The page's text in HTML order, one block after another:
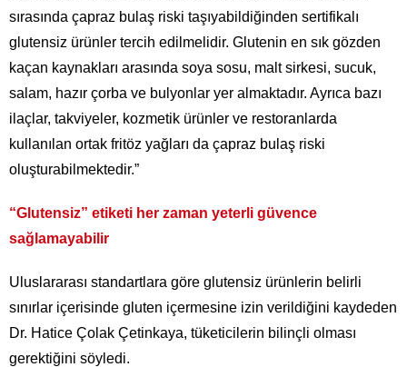
sırasında çapraz bulaş riski taşıyabildiğinden sertifikalı
glutensiz ürünler tercih edilmelidir. Glutenin en sık gözden
kaçan kaynakları arasında soya sosu, malt sirkesi, sucuk,
salam, hazır çorba ve bulyonlar yer almaktadır. Ayrıca bazı
ilaçlar, takviyeler, kozmetik ürünler ve restoranlarda
kullanılan ortak fritöz yağları da çapraz bulaş riski
oluşturabilmektedir.”
“Glutensiz” etiketi her zaman yeterli güvence
sağlamayabilir
Uluslararası standartlara göre glutensiz ürünlerin belirli
sınırlar içerisinde gluten içermesine izin verildiğini kaydeden
Dr. Hatice Çolak Çetinkaya, tüketicilerin bilinçli olması
gerektiğini söyledi.